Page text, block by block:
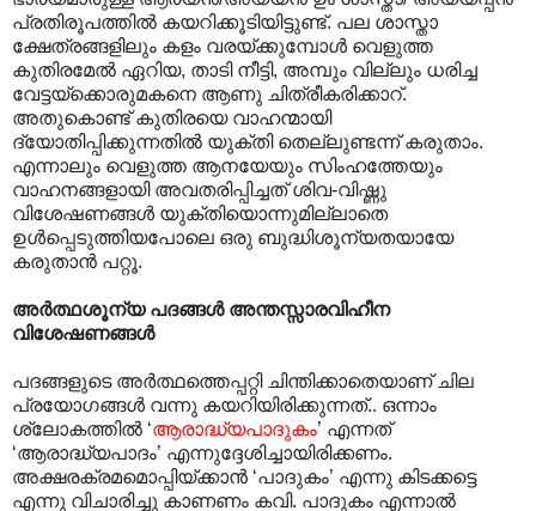
പ്രതിരൂപത്തിൽ കയറിക്കൂടിയിട്ടുണ്ട്. പല ശാസ്താ
ക്ഷേത്രങ്ങളിലും കളം വരയ്ക്കുമ്പോൾ വെളുത്ത
കുതിരമേൽ ഏറിയ, താടി നീട്ടി, അമ്പും വില്ലും ധരിച്ച
വേട്ടയ്ക്കൊരുമകനെ ആണു ചിത്രീകരിക്കാറ്.
അതുകൊണ്ട് കുതിരയെ വാഹന്മായി
ദ്യോതിപ്പിക്കുന്നതിൽ യുക്തി തെല്ലുണ്ടന്ന് കരുതാം.
എന്നാലും വെളുത്ത ആനയേയും സിംഹത്തേയും
വാഹനങ്ങളായി അവതരിപ്പിച്ചത് ശിവ-വിഷ്ണു
വിശേഷണങ്ങൾ യുക്തിയൊന്നുമില്ലാതെ
ഉൾപ്പെടുത്തിയപോലെ ഒരു ബുദ്ധിശൂന്യതയായേ
കരുതാൻ പറ്റൂ.
അർത്ഥശൂന്യ പദങ്ങൾ അന്തസ്സാരവിഹീന
വിശേഷണങ്ങൾ
പദങ്ങളുടെ അർത്ഥത്തെപ്പറ്റി ചിന്തിക്കാതെയാണ് ചില
പ്രയോഗങ്ങൾ വന്നു കയറിയിരിക്കുന്നത്.. ഒന്നാം
ശ്ലോകത്തിൽ ‘ആരാദ്ധ്യപാദുകം’ എന്നത്
‘ആരാദ്ധ്യപാദം’ എന്നുദ്ദേശിച്ചായിരിക്കണം.
അക്ഷരക്രമമൊപ്പിയ്ക്കാൻ ‘പാദുകം’ എന്നു കിടക്കട്ടെ
എന്നു വിചാരിച്ചു കാണണം കവി. പാദുകം എന്നാൽ